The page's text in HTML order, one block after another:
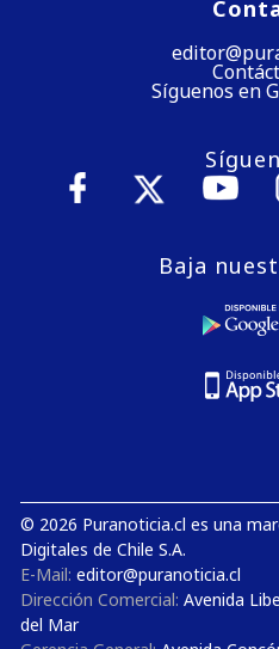
Síguenos en
Baja
© 2026 Puranoticia.cl es una
Digitales de Chile S.A.
E-Mail: editor@puranoticia.cl
Dirección Comercial: Avenida
del Mar